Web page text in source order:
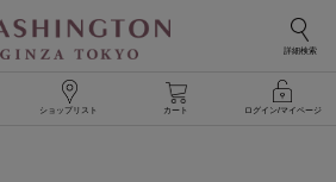
詳細検索
ショップリスト カート ログイン/マイページ